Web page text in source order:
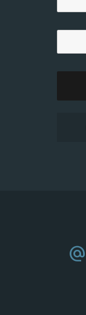
alternate_email